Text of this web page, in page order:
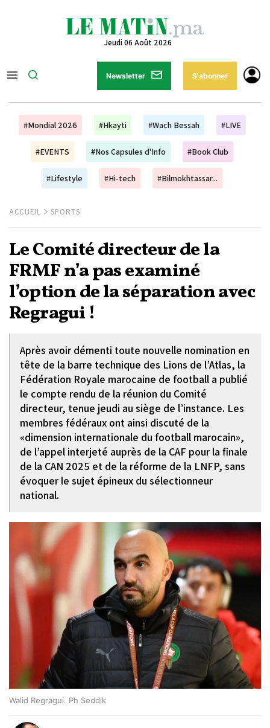
Jeudi 06 Août 2026
Newsletter S'abonner
#Mondial 2026 #Hkayti #Wach Bessah #LIVE
#EVENTS #Nos Capsules d'Info #Book Club
#Lifestyle #Hi-tech #Bilmokhtassar...
ACCUEIL SPORTS
Le Comité directeur de la
FRMF n’a pas examiné
l’option de la séparation avec
Regragui !
Après avoir démenti toute nouvelle nomination en
tête de la barre technique des Lions de l’Atlas, la
Fédération Royale marocaine de football a publié
le compte rendu de la réunion du Comité
directeur, tenue jeudi au siège de l’instance. Les
membres fédéraux ont ainsi discuté de la
«dimension internationale du football marocain»,
de l’appel interjeté auprès de la CAF pour la finale
de la CAN 2025 et de la réforme de la LNFP, sans
évoquer le sujet épineux du sélectionneur
national.
Walid Regragui. Ph Seddik